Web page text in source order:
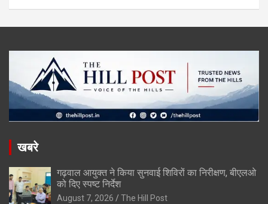
खबरे
गढ़वाल आयुक्त ने किया सुनवाई शिविरों का निरीक्षण, बीएलओ
को दिए स्पष्ट निर्देश
August 7, 2026 The Hill Post